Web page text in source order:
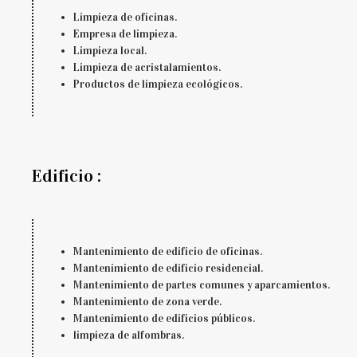
Limpieza de oficinas.
Empresa de limpieza.
Limpieza local.
Limpieza de acristalamientos.
Productos de limpieza ecológicos.
Edificio :
Mantenimiento de edificio de oficinas.
Mantenimiento de edificio residencial.
Mantenimiento de partes comunes y aparcamientos.
Mantenimiento de zona verde.
Mantenimiento de edificios públicos.
limpieza de alfombras.